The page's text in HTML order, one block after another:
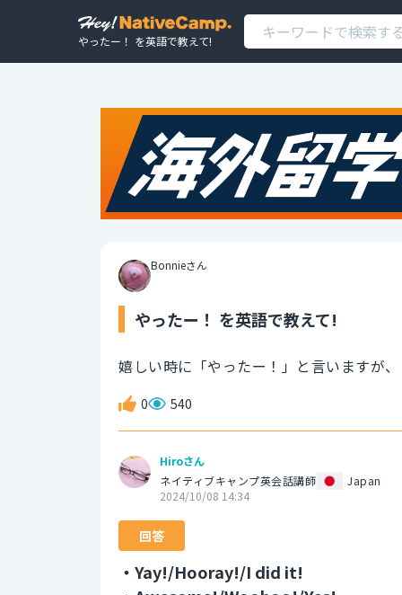
やったー！ を英語で教えて!
Bonnieさん
やったー！ を英語で教えて!
嬉しい時に「やったー！」と言いますが
0 540
Hiroさん
ネイティブキャンプ英会話講師
Japan
2024/10/08 14:34
回答
・Yay!/Hooray!/I did it!